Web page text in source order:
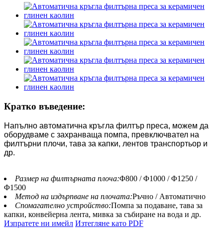
Кратко въведение:
Напълно автоматична кръгла филтър преса, можем да
оборудваме с захранваща помпа, превключвател на
филтърни плочи, тава за капки, лентов транспортьор и
др.
Размер на филтърната плоча:Φ800 / Φ1000 / Φ1250 /
Φ1500
Метод на издърпване на плочата:Ръчно / Автоматично
Спомагателно устройство:Помпа за подаване, тава за
капки, конвейерна лента, мивка за събиране на вода и др.
Изпратете ни имейл Изтегляне като PDF